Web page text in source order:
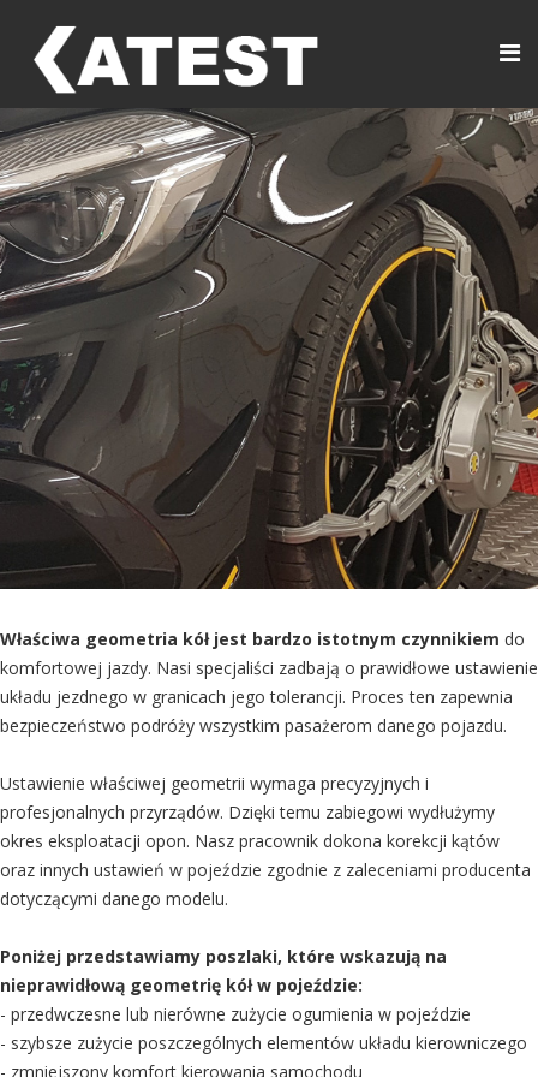
Właściwa geometria kół jest bardzo istotnym czynnikiem do
komfortowej jazdy. Nasi specjaliści zadbają o prawidłowe ustawienie
układu jezdnego w granicach jego tolerancji. Proces ten zapewnia
bezpieczeństwo podróży wszystkim pasażerom danego pojazdu.
Ustawienie właściwej geometrii wymaga precyzyjnych i
profesjonalnych przyrządów. Dzięki temu zabiegowi wydłużymy
okres eksploatacji opon. Nasz pracownik dokona korekcji kątów
oraz innych ustawień w pojeździe zgodnie z zaleceniami producenta
dotyczącymi danego modelu.
Poniżej przedstawiamy poszlaki, które wskazują na
nieprawidłową geometrię kół w pojeździe:
- przedwczesne lub nierówne zużycie ogumienia w pojeździe
- szybsze zużycie poszczególnych elementów układu kierowniczego
- zmniejszony komfort kierowania samochodu